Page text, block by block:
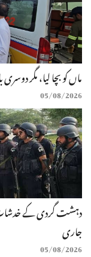
ماں کو بچا لیا، مگر
05/08/2026
دہشت گردی کے خدشات،
جاری
05/08/2026